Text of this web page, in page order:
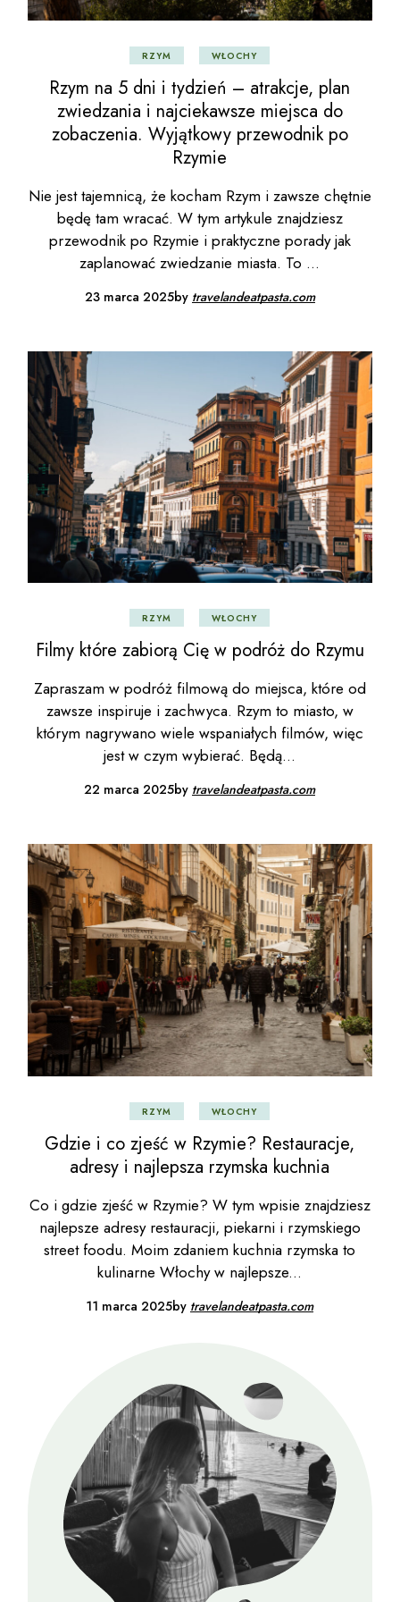
RZYM WŁOCHY
Rzym na 5 dni i tydzień – atrakcje, plan
zwiedzania i najciekawsze miejsca do
zobaczenia. Wyjątkowy przewodnik po
Rzymie
Nie jest tajemnicą, że kocham Rzym i zawsze chętnie
będę tam wracać. W tym artykule znajdziesz
przewodnik po Rzymie i praktyczne porady jak
zaplanować zwiedzanie miasta. To
23 marca 2025by travelandeatpasta.com
RZYM WŁOCHY
Filmy które zabiorą Cię w podróż do Rzymu
Zapraszam w podróż filmową do miejsca, które od
zawsze inspiruje i zachwyca. Rzym to miasto, w
którym nagrywano wiele wspaniałych filmów, więc
jest w czym wybierać. Będą
22 marca 2025by travelandeatpasta.com
RZYM WŁOCHY
Gdzie i co zjeść w Rzymie? Restauracje,
adresy i najlepsza rzymska kuchnia
Co i gdzie zjeść w Rzymie? W tym wpisie znajdziesz
najlepsze adresy restauracji, piekarni i rzymskiego
street foodu. Moim zdaniem kuchnia rzymska to
kulinarne Włochy w najlepsze
11 marca 2025by travelandeatpasta.com